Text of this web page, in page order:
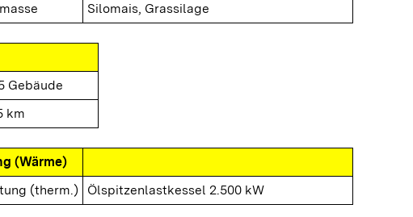
Silomais, Grassilage
Gebäude
km
(Wärme)
(therm.)
Ölspitzenlastkessel 2.500 kW